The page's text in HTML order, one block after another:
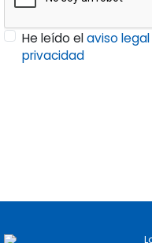
He leído elaviso legal
privacidad